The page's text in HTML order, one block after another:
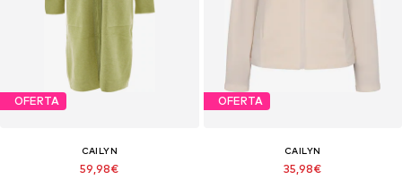
OFERTA
CAILYN
59,98€
OFERTA
CAILYN
35,98€